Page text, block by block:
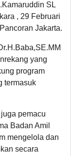
SL
, 29 Februari
Jakarta.
yang
program
termasuk
pemacu
Badan Amil
mengelola dan
secara